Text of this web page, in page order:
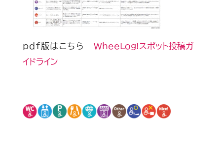
pdf版はこちら WheeLog!スポット投稿ガ
イドライン